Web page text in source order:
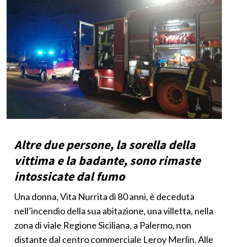
Altre due persone, la sorella della
vittima e la badante, sono rimaste
intossicate dal fumo
Una donna, Vita Nurrita di 80 anni, è deceduta
nell’incendio della sua abitazione, una villetta, nella
zona di viale Regione Siciliana, a Palermo, non
distante dal centro commerciale Leroy Merlin. Alle